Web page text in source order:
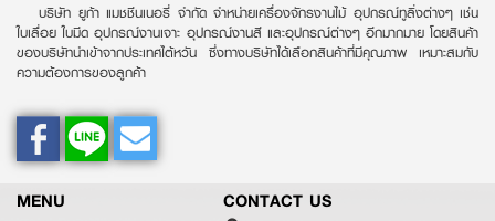
บริษัท ยูก้า แมชชีนเนอรี่ จำกัด จำหน่ายเครื่องจักรงานไม้ อุปกรณ์ทูลิ่งต่างๆ เช่น
ใบเลื่อย ใบมีด อุปกรณ์งานเจาะ อุปกรณ์งานสี และอุปกรณ์ต่างๆ อีกมากมาย โดยสินค้า
ของบริษัทนำเข้าจากประเทศไต้หวัน ซึ่งทางบริษัทได้เลือกสินค้าที่มีคุณภาพ เหมาะสมกับ
ความต้องการของลูกค้า
MENU CONTACT US